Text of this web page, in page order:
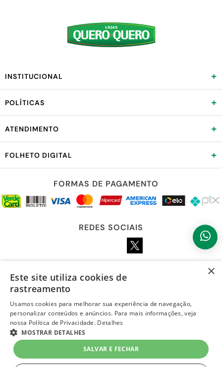
INSTITUCIONAL +
POLÍTICAS +
ATENDIMENTO +
FOLHETO DIGITAL +
FORMAS DE PAGAMENTO
REDES SOCIAIS
LOJA SEGURA
×
Este site utiliza cookies de
rastreamento
Usamos cookies para melhorar sua experiência de navegação,
personalizar conteúdos e anúncios. Para mais informações, veja
nossa Política de Privacidade. Detalhes
MOSTRAR DETALHES
SALVAR E FECHAR